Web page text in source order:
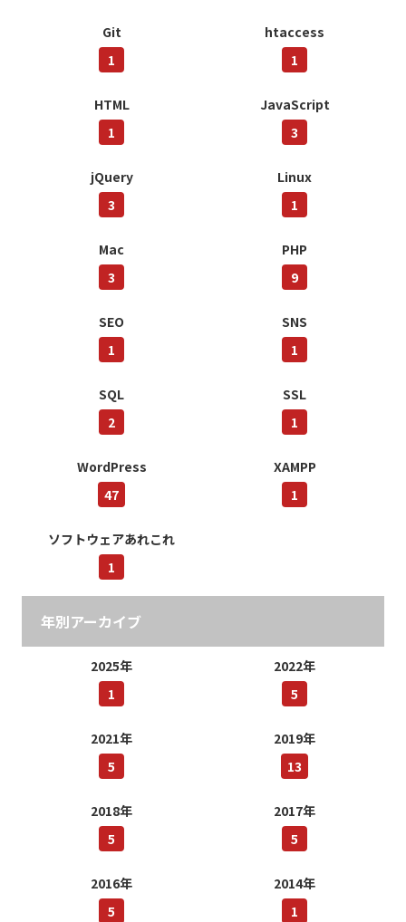
Git
1
htaccess
1
HTML
1
JavaScript
3
jQuery
3
Linux
1
Mac
3
PHP
9
SEO
1
SNS
1
SQL
2
SSL
1
WordPress
47
XAMPP
1
ソフトウェアあれこれ
1
年別アーカイブ
2025年
1
2022年
5
2021年
5
2019年
13
2018年
5
2017年
5
2016年
5
2014年
1